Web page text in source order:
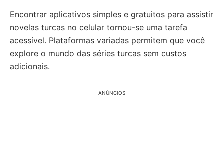
Encontrar aplicativos simples e gratuitos para assistir
novelas turcas no celular tornou-se uma tarefa
acessível. Plataformas variadas permitem que você
explore o mundo das séries turcas sem custos
adicionais.
ANÚNCIOS